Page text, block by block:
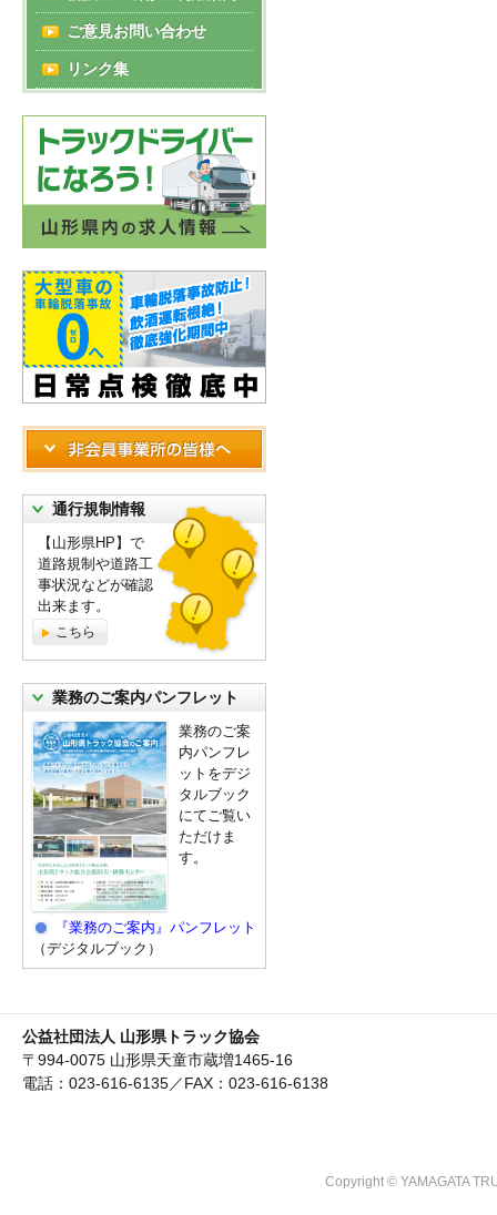
ご意見お問い合わせ
リンク集
通行規制情報
【山形県HP】で
道路規制や道路工
事状況などが確認
出来ます。
こちら
業務のご案内パンフレット
業務のご案
内パンフレ
ットをデジ
タルブック
にてご覧い
ただけま
す。
『業務のご案内』パンフレット
（デジタルブック）
公益社団法人 山形県トラック協会
〒994-0075 山形県天童市蔵増1465-16
電話：023-616-6135／FAX：023-616-6138
Copyright © YAMAGATA